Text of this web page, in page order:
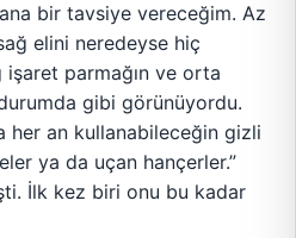
bir tavsiye vereceğim. Az
elini neredeyse hiç
parmağın ve orta
gibi görünüyordu.
her an kullanabileceğin gizli
ya da uçan hançerler.”
İlk kez biri onu bu kadar